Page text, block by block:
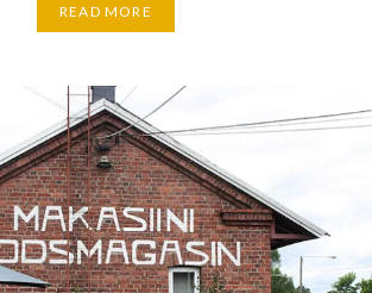
READ MORE